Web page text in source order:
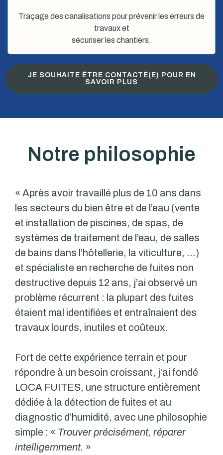
Traçage des canalisations pour prévenir les erreurs de
travaux et
sécuriser les chantiers.
JE SOUHAITE ÊTRE CONTACTÉ(E) POUR EN
SAVOIR PLUS
Notre philosophie
« Après avoir travaillé plus de 10 ans dans
les secteurs du bien être et de l’eau (vente
et installation de piscines, de spas, de
systèmes de traitement de l’eau, de salles
de bains dans l’hôtellerie, la viticulture, …)
et spécialiste en recherche de fuites non
destructive depuis 12 ans, j’ai observé un
problème récurrent : la plupart des fuites
étaient mal identifiées et entraînaient des
travaux lourds, inutiles et coûteux.
Fort de cette expérience terrain et pour
répondre à un besoin croissant, j’ai fondé
LOCA FUITES, une structure entièrement
dédiée à la détection de fuites et au
diagnostic d’humidité, avec une philosophie
simple : « Trouver précisément, réparer
intelligemment. »